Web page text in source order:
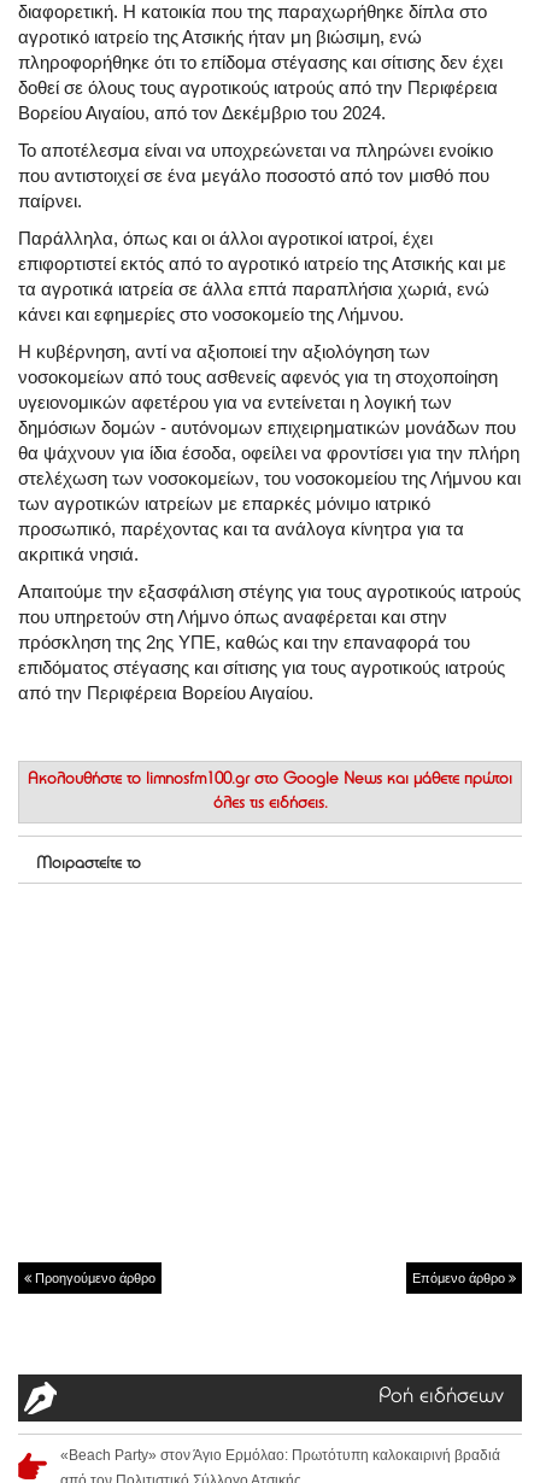
διαφορετική. Η κατοικία που της παραχωρήθηκε δίπλα στο
αγροτικό ιατρείο της Ατσικής ήταν μη βιώσιμη, ενώ
πληροφορήθηκε ότι το επίδομα στέγασης και σίτισης δεν έχει
δοθεί σε όλους τους αγροτικούς ιατρούς από την Περιφέρεια
Βορείου Αιγαίου, από τον Δεκέμβριο του 2024.
Το αποτέλεσμα είναι να υποχρεώνεται να πληρώνει ενοίκιο
που αντιστοιχεί σε ένα μεγάλο ποσοστό από τον μισθό που
παίρνει.
Παράλληλα, όπως και οι άλλοι αγροτικοί ιατροί, έχει
επιφορτιστεί εκτός από το αγροτικό ιατρείο της Ατσικής και με
τα αγροτικά ιατρεία σε άλλα επτά παραπλήσια χωριά, ενώ
κάνει και εφημερίες στο νοσοκομείο της Λήμνου.
Η κυβέρνηση, αντί να αξιοποιεί την αξιολόγηση των
νοσοκομείων από τους ασθενείς αφενός για τη στοχοποίηση
υγειονομικών αφετέρου για να εντείνεται η λογική των
δημόσιων δομών - αυτόνομων επιχειρηματικών μονάδων που
θα ψάχνουν για ίδια έσοδα, οφείλει να φροντίσει για την πλήρη
στελέχωση των νοσοκομείων, του νοσοκομείου της Λήμνου και
των αγροτικών ιατρείων με επαρκές μόνιμο ιατρικό
προσωπικό, παρέχοντας και τα ανάλογα κίνητρα για τα
ακριτικά νησιά.
Απαιτούμε την εξασφάλιση στέγης για τους αγροτικούς ιατρούς
που υπηρετούν στη Λήμνο όπως αναφέρεται και στην
πρόσκληση της 2ης ΥΠΕ, καθώς και την επαναφορά του
επιδόματος στέγασης και σίτισης για τους αγροτικούς ιατρούς
από την Περιφέρεια Βορείου Αιγαίου.
Ακολουθήστε το limnosfm100.gr στο Google News και μάθετε πρώτοι
όλες τις ειδήσεις.
Μοιραστείτε το
Προηγούμενο άρθρο Επόμενο άρθρο
Ροή ειδήσεων
«Beach Party» στον Άγιο Ερμόλαο: Πρωτότυπη καλοκαιρινή βραδιά